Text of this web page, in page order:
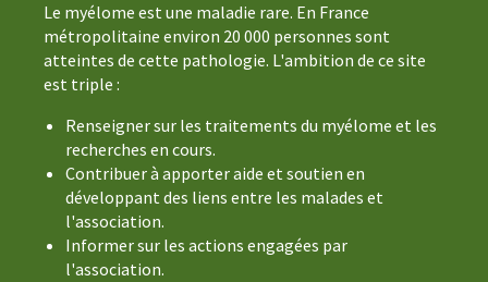
Le myélome est une maladie rare. En France
métropolitaine environ 20 000 personnes sont
atteintes de cette pathologie. L'ambition de ce site
est triple :
Renseigner sur les traitements du myélome et les
recherches en cours.
Contribuer à apporter aide et soutien en
développant des liens entre les malades et
l'association.
Informer sur les actions engagées par
l'association.